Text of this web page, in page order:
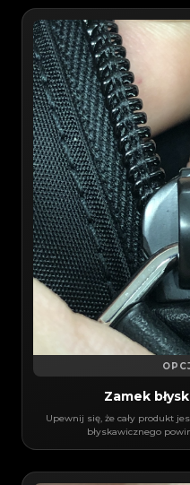
Zamek
Upewnij się, że cały produkt
błyskawicznego